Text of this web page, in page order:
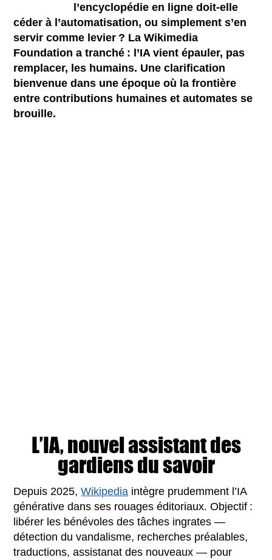
l’encyclopédie en ligne doit-elle
céder à l’automatisation, ou simplement s’en
servir comme levier ? La Wikimedia
Foundation a tranché : l’IA vient épauler, pas
remplacer, les humains. Une clarification
bienvenue dans une époque où la frontière
entre contributions humaines et automates se
brouille.
L’IA, nouvel assistant des
gardiens du savoir
Depuis 2025,Wikipedia intègre prudemment l’IA
générative dans ses rouages éditoriaux. Objectif :
libérer les bénévoles des tâches ingrates —
détection du vandalisme, recherches préalables,
traductions, assistanat des nouveaux — pour